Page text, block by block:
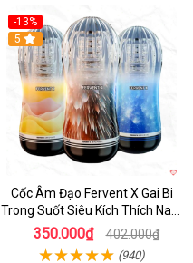
-13%
Hot
5
Cốc Âm Đạo Fervent X Gai Bi
Trong Suốt Siêu Kích Thích Nam
Giới
350.000₫ 402.000₫
(940)